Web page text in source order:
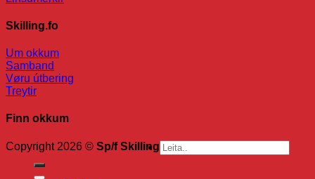
Skilling.fo
Um okkum
Samband
Vøru útbering
Treytir
Finn okkum
Copyright 2026 © Sp/f Skilling Search
for: